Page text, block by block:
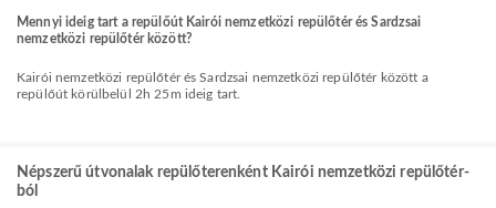
Mennyi ideig tart a repülőút Kairói nemzetközi repülőtér és Sardzsai
nemzetközi repülőtér között?
Kairói nemzetközi repülőtér és Sardzsai nemzetközi repülőtér között a
repülőút körülbelül 2h 25m ideig tart.
Népszerű útvonalak repülőterenként Kairói nemzetközi repülőtér-
ból